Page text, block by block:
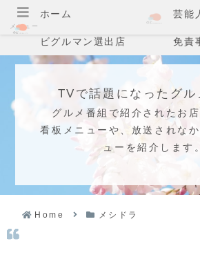
ホーム 芸能
ビグルマン選出店 免責
TVで話題になったグル
グルメ番組で紹介されたお店
看板メニューや、放送されな
ューを紹介します。
Home メシドラ
メニュー